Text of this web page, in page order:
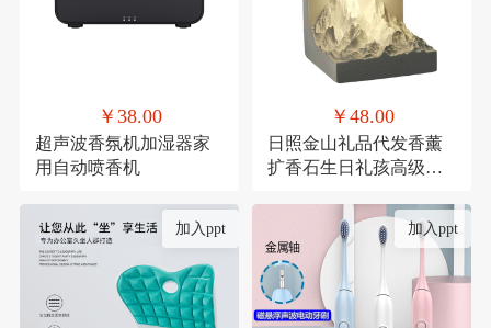
￥38.00
超声波香氛机加湿器家
用自动喷香机
￥48.00
日照金山礼品代发香薰
扩香石生日礼孩高级感
加入ppt 加入ppt